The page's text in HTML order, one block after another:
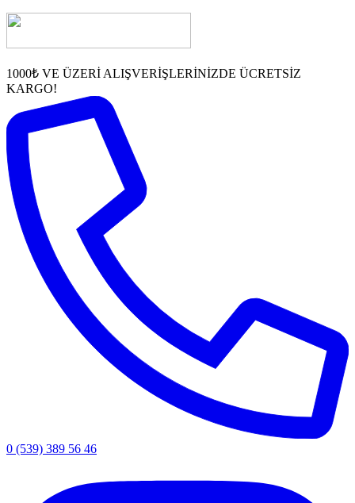
1000₺ VE ÜZERİ ALIŞVERİŞLERİNİZDE ÜCRETSİZ
KARGO!
0 (539) 389 56 46